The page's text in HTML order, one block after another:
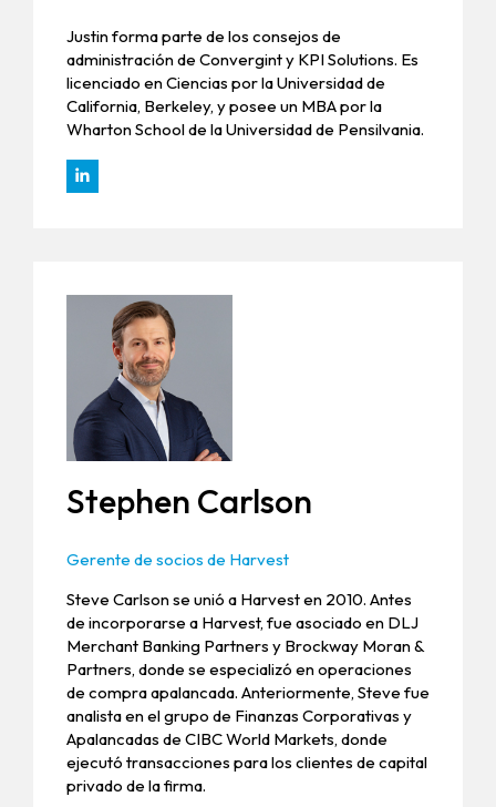
Justin forma parte de los consejos de
administración de Convergint y KPI Solutions. Es
licenciado en Ciencias por la Universidad de
California, Berkeley, y posee un MBA por la
Wharton School de la Universidad de Pensilvania.
Stephen Carlson
Gerente de socios de Harvest
Steve Carlson se unió a Harvest en 2010. Antes
de incorporarse a Harvest, fue asociado en DLJ
Merchant Banking Partners y Brockway Moran &
Partners, donde se especializó en operaciones
de compra apalancada. Anteriormente, Steve fue
analista en el grupo de Finanzas Corporativas y
Apalancadas de CIBC World Markets, donde
ejecutó transacciones para los clientes de capital
privado de la firma.